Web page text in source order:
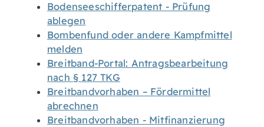
Bodenseeschifferpatent - Prüfung
ablegen
Bombenfund oder andere Kampfmittel
melden
Breitband-Portal: Antragsbearbeitung
nach § 127 TKG
Breitbandvorhaben – Fördermittel
abrechnen
Breitbandvorhaben - Mitfinanzierung